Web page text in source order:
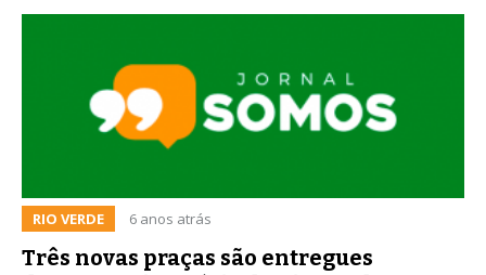
RIO VERDE 6 anos atrás
Três novas praças são entregues